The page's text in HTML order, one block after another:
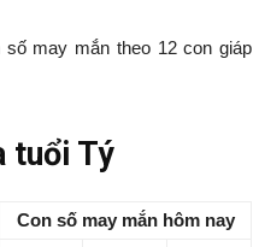
may mắn theo 12 con giáp
tuổi Tý
Con số may mắn hôm nay